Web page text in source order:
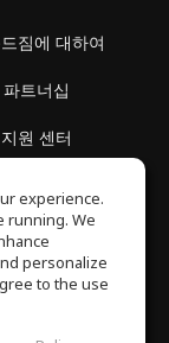
짐에 대하여
파트너십
지원 센터
보 보호정책
experience.
running. We
personalize
to the use